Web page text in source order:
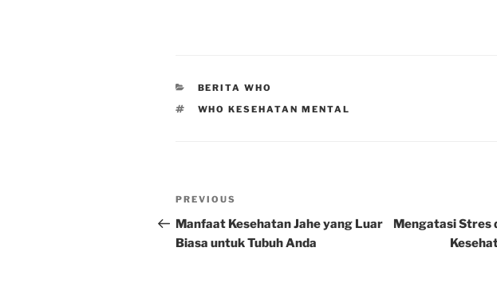
CATEGORIES
BERITA WHO
TAGS
WHO KESEHATAN MENTAL
Post
navigation
Previous
Post
PREVIOUS
Manfaat Kesehatan Jahe yang Luar
Biasa untuk Tubuh Anda
Mengatasi Stres